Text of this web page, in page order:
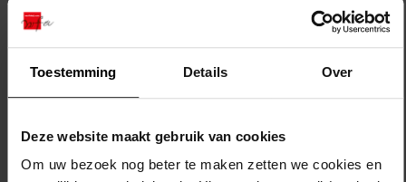
Toestemming Details Over
Deze website maakt gebruik van cookies
Om uw bezoek nog beter te maken zetten we cookies en